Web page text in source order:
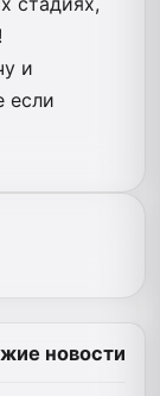
и
если
новости